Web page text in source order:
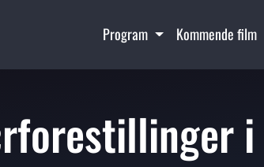
Program Kommende film